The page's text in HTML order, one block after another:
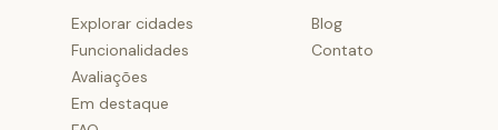
Explorar cidades
Funcionalidades
Avaliações
Em destaque
Blog
Contato